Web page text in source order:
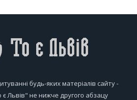
будь-яких матеріалів сайту -
Львів" не нижче другого абзацу